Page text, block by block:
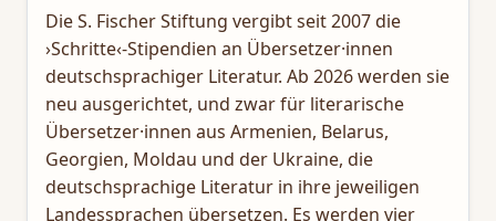
Die S. Fischer Stiftung vergibt seit 2007 die
›Schritte‹-Stipendien an Übersetzer·innen
deutschsprachiger Literatur. Ab 2026 werden sie
neu ausgerichtet, und zwar für literarische
Übersetzer·innen aus Armenien, Belarus,
Georgien, Moldau und der Ukraine, die
deutschsprachige Literatur in ihre jeweiligen
Landessprachen übersetzen. Es werden vier